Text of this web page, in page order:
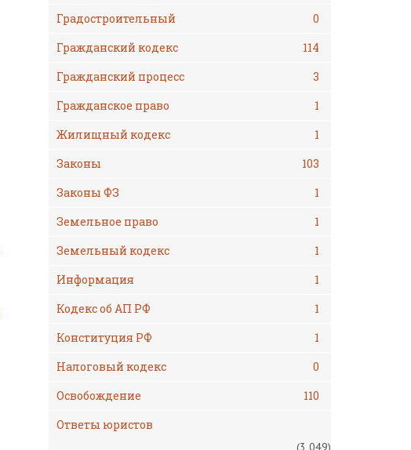
Градостроительный
0
Гражданский кодекс
114
Гражданский процесс
3
Гражданское право
1
Жилищный кодекс
1
Законы
103
Законы ФЗ
1
Земельное право
1
Земельный кодекс
1
Информация
1
Кодекс об АП РФ
1
Конституция РФ
1
Налоговый кодекс
0
Освобождение
110
Ответы юристов
(3 049)